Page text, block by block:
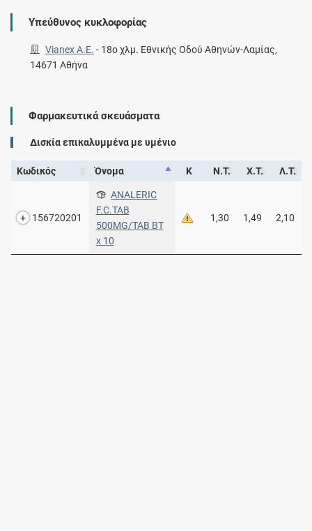
Υπεύθυνος κυκλοφορίας
Vianex A.E. - 18ο χλμ. Εθνικής Οδού Αθηνών-Λαμίας,
14671 Αθήνα
Φαρμακευτικά σκευάσματα
Δισκία επικαλυμμένα με υμένιο
Κωδικός Όνομα Κ Ν.Τ. Χ.Τ. Λ.Τ.
156720201
ANALERIC
F.C.TAB
500MG/TAB BT
x 10
1,30 1,49 2,10